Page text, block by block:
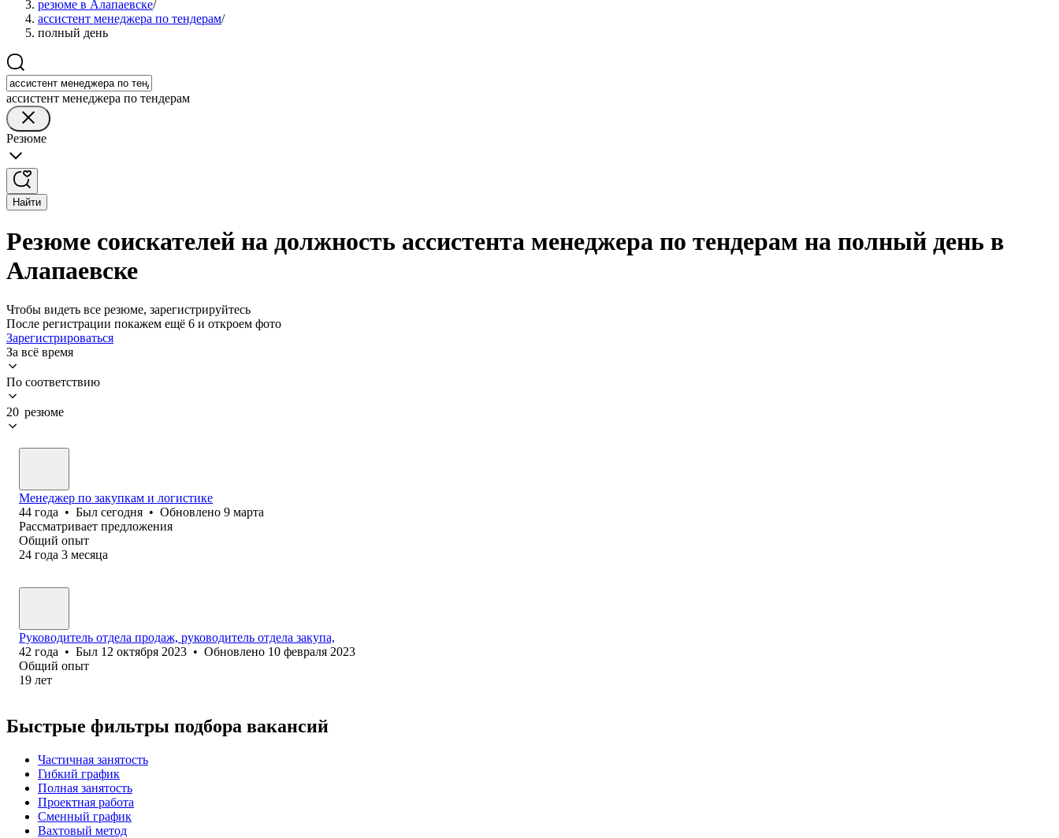
резюме в Алапаевске/
ассистент менеджера по тендерам/
полный день
ассистент менеджера по тендерам
Резюме
Найти
Резюме соискателей на должность ассистента менеджера по тендерам на полный день в
Алапаевске
Чтобы видеть все резюме, зарегистрируйтесь
После регистрации покажем ещё 6 и откроем фото
Зарегистрироваться
За всё время
По соответствию
20 резюме
Менеджер по закупкам и логистике
44 года • Был сегодня • Обновлено 9 марта
Рассматривает предложения
Общий опыт
24 года 3 месяца
Руководитель отдела продаж, руководитель отдела закупа,
42 года • Был 12 октября 2023 • Обновлено 10 февраля 2023
Общий опыт
19 лет
Быстрые фильтры подбора вакансий
Частичная занятость
Гибкий график
Полная занятость
Проектная работа
Сменный график
Вахтовый метод